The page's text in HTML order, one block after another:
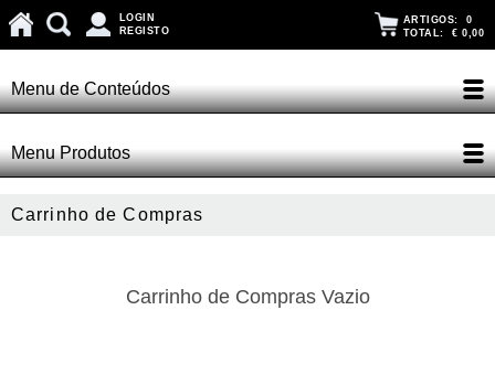
LOGIN
REGISTO
ARTIGOS: 0
TOTAL: € 0,00
Menu de Conteúdos
Menu Produtos
Carrinho de Compras
Carrinho de Compras Vazio